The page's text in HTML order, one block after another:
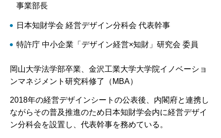
事業部長
日本知財学会 経営デザイン分科会 代表幹事
特許庁 中小企業「デザイン経営×知財」研究会 委員
岡山大学法学部卒業、金沢工業大学大学院イノベーショ
ンマネジメント研究科修了（MBA）
2018年の経営デザインシートの公表後、内閣府と連携し
ながらその普及推進のため日本知財学会内に経営デザイ
ン分科会を設置し、代表幹事を務めている。